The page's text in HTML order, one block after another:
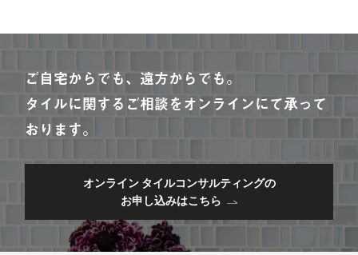
ご自宅からでも、遠方からでも。
タイルに関するご相談をオンラインにて承って
おります。
オンライン タイルコンサルティングの
お申し込みはこちら